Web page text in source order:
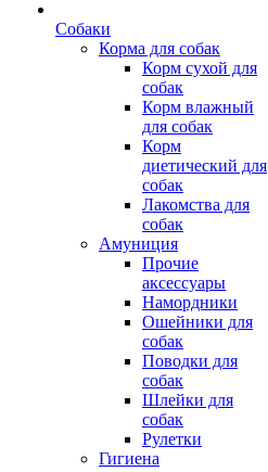
Собаки
Корма для собак
Корм сухой для
собак
Корм влажный
для собак
Корм
диетический для
собак
Лакомства для
собак
Амуниция
Прочие
аксессуары
Намордники
Ошейники для
собак
Поводки для
собак
Шлейки для
собак
Рулетки
Гигиена